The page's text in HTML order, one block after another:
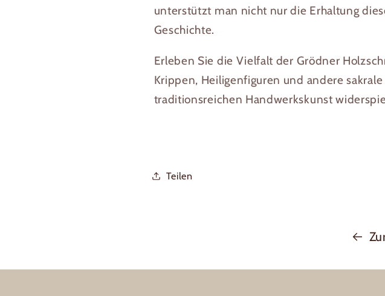
unterstützt man nicht nur die Erhaltung
Geschichte.
Erleben Sie die Vielfalt der Grödner
Krippen, Heiligenfiguren und andere
traditionsreichen Handwerkskunst
Teilen